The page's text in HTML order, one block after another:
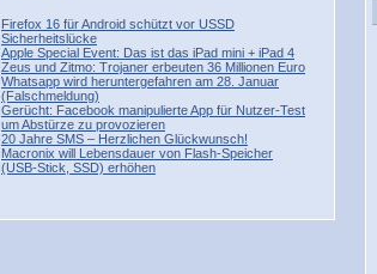
Firefox 16 für Android schützt vor USSD
Sicherheitslücke
Apple Special Event: Das ist das iPad mini + iPad 4
Zeus und Zitmo: Trojaner erbeuten 36 Millionen Euro
Whatsapp wird heruntergefahren am 28. Januar
(Falschmeldung)
Gerücht: Facebook manipulierte App für Nutzer-Test
um Abstürze zu provozieren
20 Jahre SMS – Herzlichen Glückwunsch!
Macronix will Lebensdauer von Flash-Speicher
(USB-Stick, SSD) erhöhen